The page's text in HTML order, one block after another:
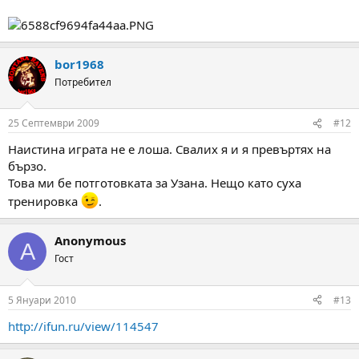
bor1968
Потребител
25 Септември 2009 #12
Наистина играта не е лоша. Свалих я и я превъртях на
бързо.
Това ми бе потготовката за Узана. Нещо като суха
тренировка
.
A Anonymous
Гост
5 Януари 2010 #13
http://ifun.ru/view/114547